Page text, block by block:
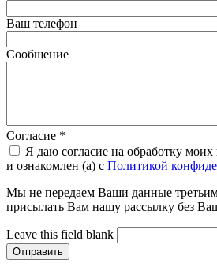
Ваш телефон
Сообщение
Согласие *
Я даю согласие на обработку
и ознакомлен (а) с Политикой
Мы не передаем Ваши данные
присылать Вам нашу рассылку без
Leave this field blank